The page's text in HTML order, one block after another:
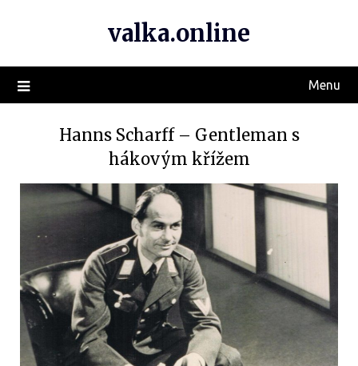
valka.online
Menu
Hanns Scharff – Gentleman s
hákovým křížem